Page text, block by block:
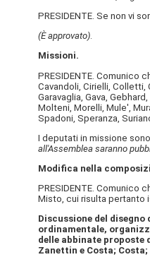
PRESIDENTE. Se non vi
(È approvato).
Missioni.
PRESIDENTE. Comunico
Cavandoli, Cirielli, Colletti,
Garavaglia, Gava,
Molteni, Morelli, Mule',
Spadoni, Speranza,
I deputati in missione
all'Assemblea saranno
Modifica nella
PRESIDENTE. Comunico
Misto, cui risulta pertanto
Discussione del
ordinamentale,
delle abbinate proposte
Zanettin e Costa;